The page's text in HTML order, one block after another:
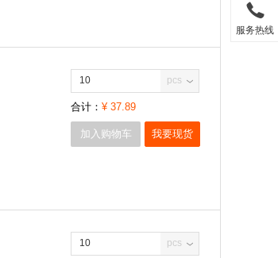
pcs
合计： ¥ 37.89
加入购物车 我要现货
pcs
服务热线